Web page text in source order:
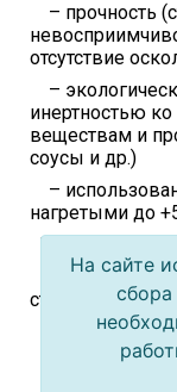
– прочность
отсутствие
–
инертностью
веществам и
соусы и др.)
–
нагретыми до
– неприменим
стерилизации
– пропускает
– непригоден
На сайте